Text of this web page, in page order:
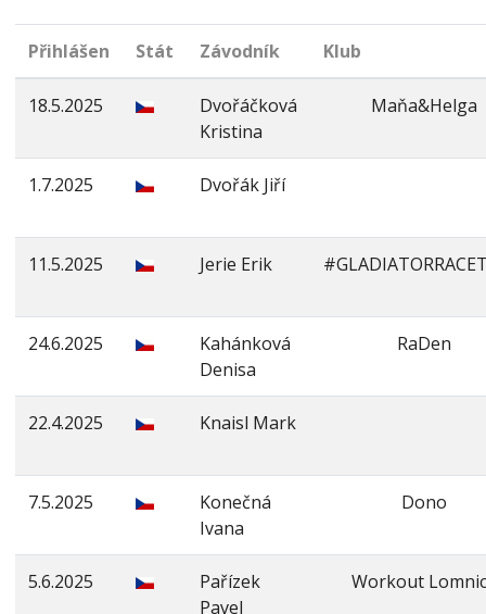
Přihlášen Stát Závodník Klub
18.5.2025
Dvořáčková
Kristina
Maňa&Helga
1.7.2025 Dvořák Jiří
11.5.2025 Jerie Erik
24.6.2025
Kahánková
Denisa
RaDen
22.4.2025 Knaisl Mark
7.5.2025
Konečná
Ivana
Dono
5.6.2025
Pařízek
Pavel
Workout